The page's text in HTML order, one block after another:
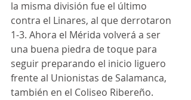
la misma división fue el último
contra el Linares, al que derrotaron
1-3. Ahora el Mérida volverá a ser
una buena piedra de toque para
seguir preparando el inicio liguero
frente al Unionistas de Salamanca,
también en el Coliseo Ribereño.